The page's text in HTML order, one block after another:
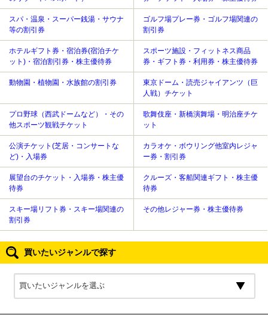
スパ・温泉・スーパー銭湯・サウナ
等の割引券
ゴルフ場プレー券・ゴルフ場関連の
割引券
ホテルギフト券・宿泊券(宿泊チケ
ット)・宿泊割引券・株主優待券
スポーツ施設・フィットネス商品
券・ギフト券・利用券・株主優待券
動物園・植物園・水族館の割引券
東京ドーム・読売ジャイアンツ（巨
人戦）チケット
プロ野球（西武ドームなど）・その
他スポーツ観戦チケット
歌舞伎座・新橋演舞場・明治座チケ
ット
公演チケット(芝居・コンサートな
ど)・入場券
カラオケ・ボウリング他室内レジャ
ー券・割引券
展望台のチケット・入場券・株主優
待券
クルーズ・客船関連ギフト・株主優
待券
スキー場リフト券・スキー場関連の
割引券
その他レジャー券・株主優待券
買いたいジャンルで探す